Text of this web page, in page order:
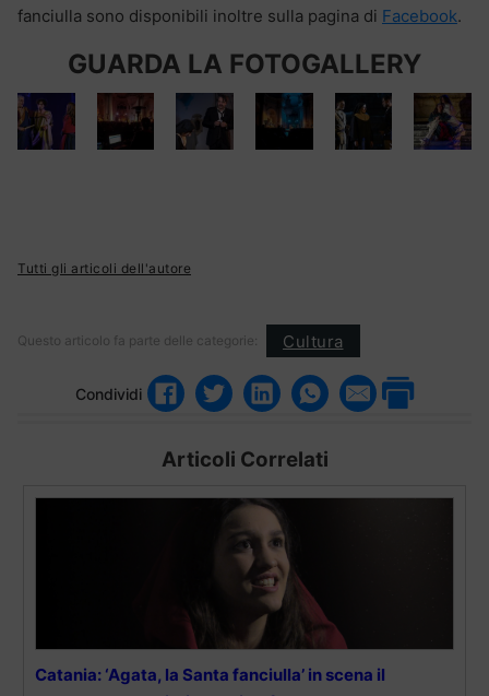
fanciulla sono disponibili inoltre sulla pagina di Facebook.
GUARDA LA FOTOGALLERY
Tutti gli articoli dell'autore
Questo articolo fa parte delle categorie: Cultura
Condividi
Articoli Correlati
Catania: ‘Agata, la Santa fanciulla’ in scena il